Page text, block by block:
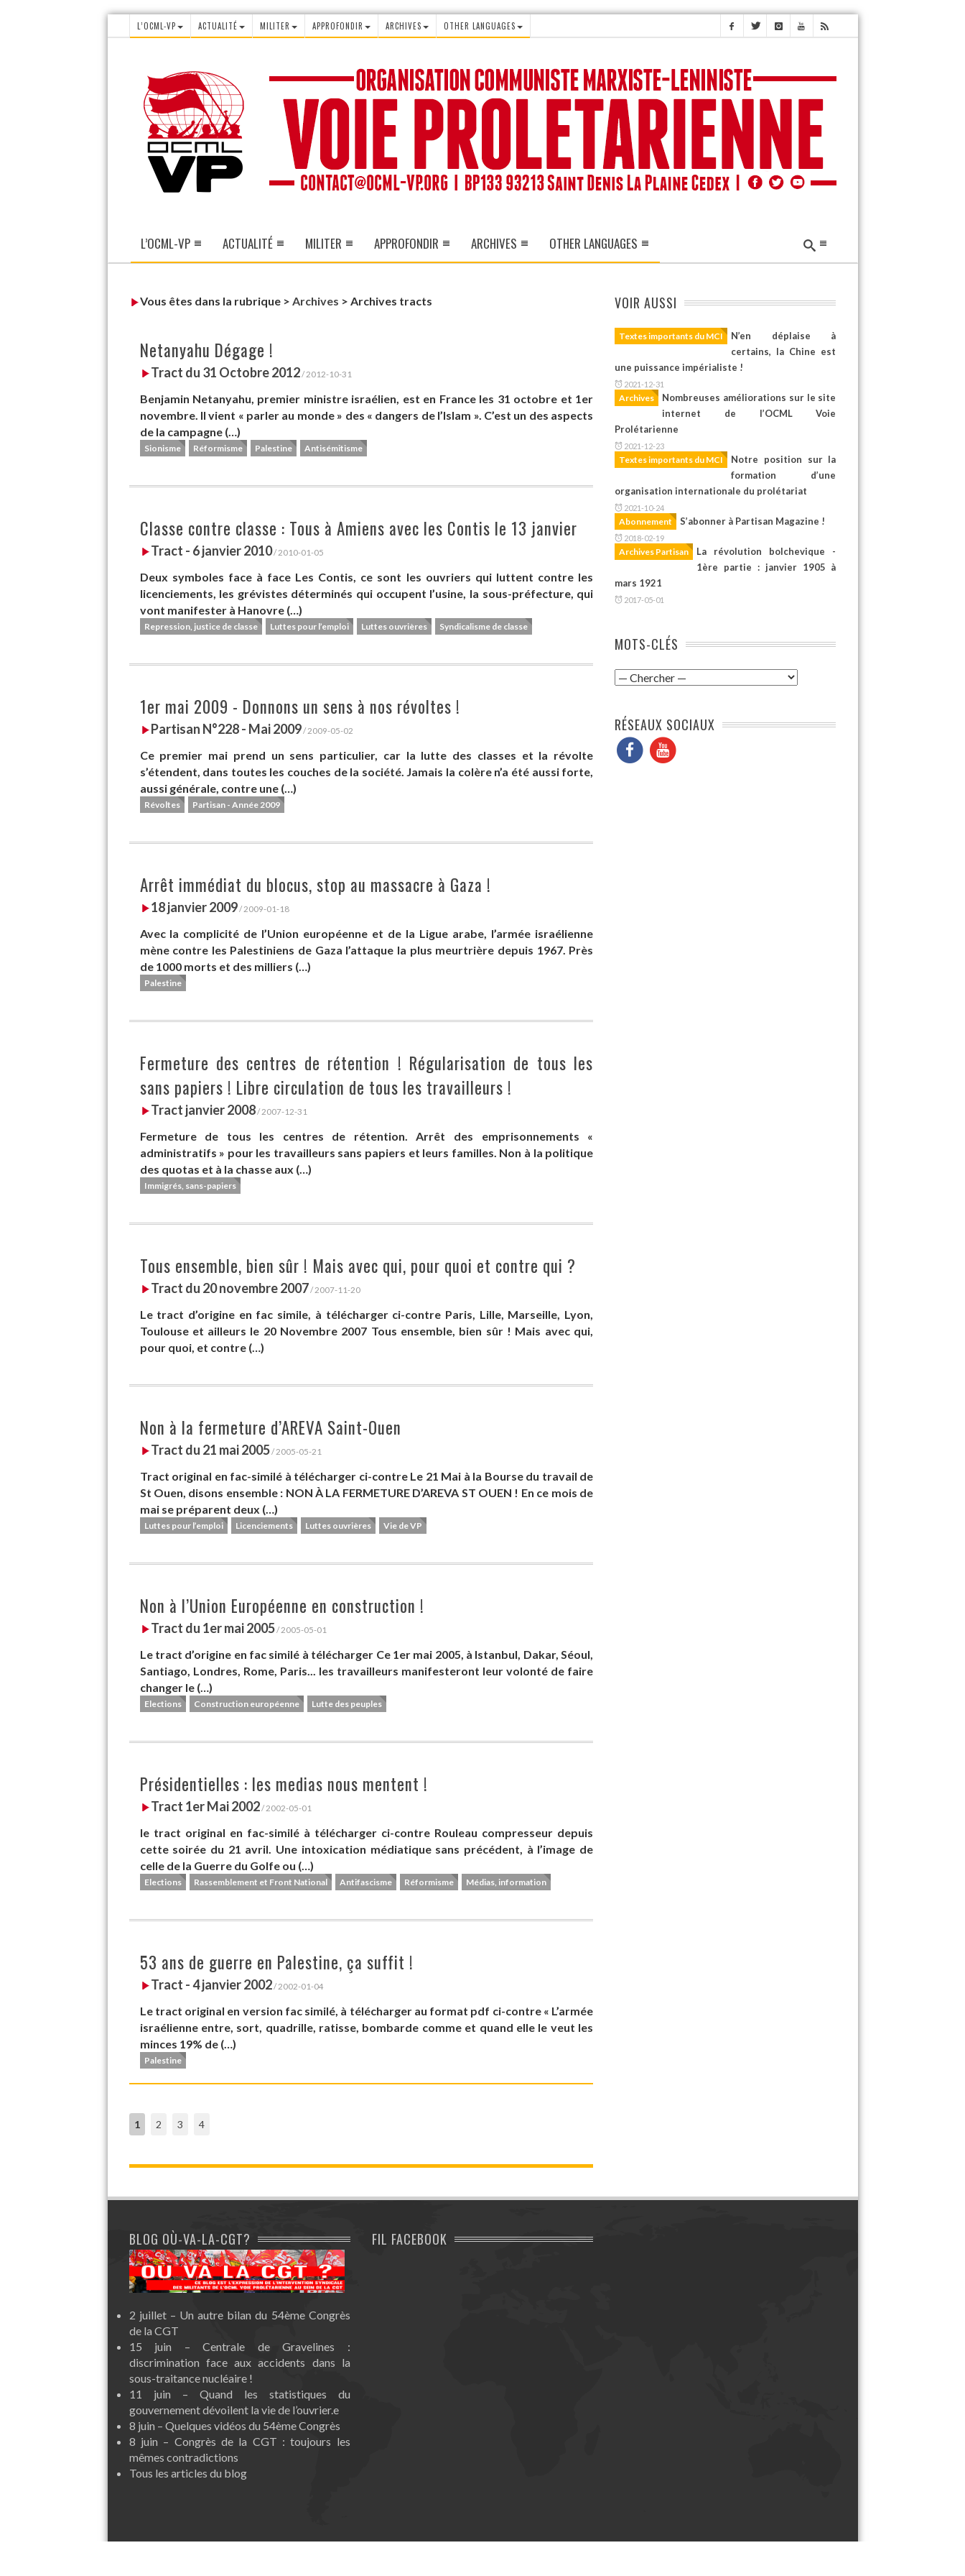
L’OCML-VP ACTUALITÉ MILITER APPROFONDIR ARCHIVES OTHER LANGUAGES
L’OCML-VP ACTUALITÉ MILITER APPROFONDIR ARCHIVES OTHER LANGUAGES
Vous êtes dans la rubrique > Archives > Archives tracts
Netanyahu Dégage !
Tract du 31 Octobre 2012/ 2012-10-31
Benjamin Netanyahu, premier ministre israélien, est en France les 31 octobre et 1er
novembre. Il vient « parler au monde » des « dangers de l’Islam ». C’est un des aspects
de la campagne (…)
Sionisme Réformisme Palestine Antisémitisme
Classe contre classe : Tous à Amiens avec les Contis le 13 janvier
Tract - 6 janvier 2010/ 2010-01-05
Deux symboles face à face Les Contis, ce sont les ouvriers qui luttent contre les
licenciements, les grévistes déterminés qui occupent l’usine, la sous-préfecture, qui
vont manifester à Hanovre (…)
Repression, justice de classe Luttes pour l’emploi Luttes ouvrières Syndicalisme de classe
1er mai 2009 - Donnons un sens à nos révoltes !
Partisan N°228 - Mai 2009/ 2009-05-02
Ce premier mai prend un sens particulier, car la lutte des classes et la révolte
s’étendent, dans toutes les couches de la société. Jamais la colère n’a été aussi forte,
aussi générale, contre une (…)
Révoltes Partisan - Année 2009
Arrêt immédiat du blocus, stop au massacre à Gaza !
18 janvier 2009/ 2009-01-18
Avec la complicité de l’Union européenne et de la Ligue arabe, l’armée israélienne
mène contre les Palestiniens de Gaza l’attaque la plus meurtrière depuis 1967. Près
de 1000 morts et des milliers (…)
Palestine
Fermeture des centres de rétention ! Régularisation de tous les
sans papiers ! Libre circulation de tous les travailleurs !
Tract janvier 2008/ 2007-12-31
Fermeture de tous les centres de rétention. Arrêt des emprisonnements «
administratifs » pour les travailleurs sans papiers et leurs familles. Non à la politique
des quotas et à la chasse aux (…)
Immigrés, sans-papiers
Tous ensemble, bien sûr ! Mais avec qui, pour quoi et contre qui ?
Tract du 20 novembre 2007/ 2007-11-20
Le tract d’origine en fac simile, à télécharger ci-contre Paris, Lille, Marseille, Lyon,
Toulouse et ailleurs le 20 Novembre 2007 Tous ensemble, bien sûr ! Mais avec qui,
pour quoi, et contre (…)
Non à la fermeture d’AREVA Saint-Ouen
Tract du 21 mai 2005/ 2005-05-21
Tract original en fac-similé à télécharger ci-contre Le 21 Mai à la Bourse du travail de
St Ouen, disons ensemble : NON À LA FERMETURE D’AREVA ST OUEN ! En ce mois de
mai se préparent deux (…)
Luttes pour l’emploi Licenciements Luttes ouvrières Vie de VP
Non à l’Union Européenne en construction !
Tract du 1er mai 2005/ 2005-05-01
Le tract d’origine en fac similé à télécharger Ce 1er mai 2005, à Istanbul, Dakar, Séoul,
Santiago, Londres, Rome, Paris... les travailleurs manifesteront leur volonté de faire
changer le (…)
Elections Construction européenne Lutte des peuples
Présidentielles : les medias nous mentent !
Tract 1er Mai 2002/ 2002-05-01
le tract original en fac-similé à télécharger ci-contre Rouleau compresseur depuis
cette soirée du 21 avril. Une intoxication médiatique sans précédent, à l’image de
celle de la Guerre du Golfe ou (…)
Elections Rassemblement et Front National Antifascisme Réformisme Médias, information
53 ans de guerre en Palestine, ça suffit !
Tract - 4 janvier 2002/ 2002-01-04
Le tract original en version fac similé, à télécharger au format pdf ci-contre « L’armée
israélienne entre, sort, quadrille, ratisse, bombarde comme et quand elle le veut les
minces 19% de (…)
Palestine
1 2 3 4
VOIR AUSSI
Textes importants du MCI
N’en déplaise à
certains, la Chine est
une puissance impérialiste !
2021-12-31
Archives
Nombreuses améliorations sur le site
internet de l’OCML Voie
Prolétarienne
2021-12-23
Textes importants du MCI
Notre position sur la
formation d’une
organisation internationale du prolétariat
2021-10-24
Abonnement S’abonner à Partisan Magazine !
2018-02-19
Archives Partisan
La révolution bolchevique -
1ère partie : janvier 1905 à
mars 1921
2017-05-01
MOTS-CLÉS
RÉSEAUX SOCIAUX
BLOG OÙ-VA-LA-CGT?
2 juillet – Un autre bilan du 54ème Congrès
de la CGT
15 juin – Centrale de Gravelines :
discrimination face aux accidents dans la
sous-traitance nucléaire !
11 juin – Quand les statistiques du
gouvernement dévoilent la vie de l’ouvrier.e
8 juin – Quelques vidéos du 54ème Congrès
8 juin – Congrès de la CGT : toujours les
mêmes contradictions
Tous les articles du blog
FIL FACEBOOK